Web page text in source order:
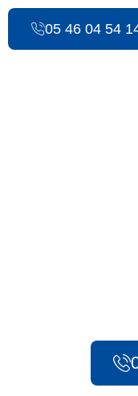
principal
05 46 04 54